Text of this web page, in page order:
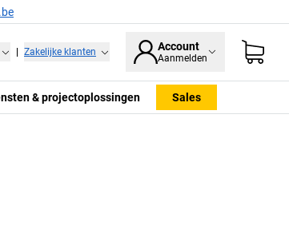
Zakelijke klanten Account
Aanmelden
& projectoplossingen Sales